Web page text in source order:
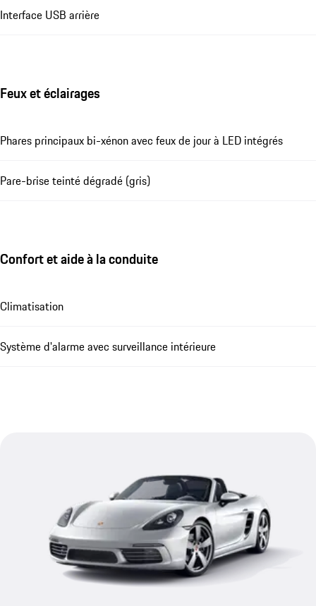
Interface USB arrière
Feux et éclairages
Phares principaux bi-xénon avec feux de jour à LED intégrés
Pare-brise teinté dégradé (gris)
Confort et aide à la conduite
Climatisation
Système d'alarme avec surveillance intérieure